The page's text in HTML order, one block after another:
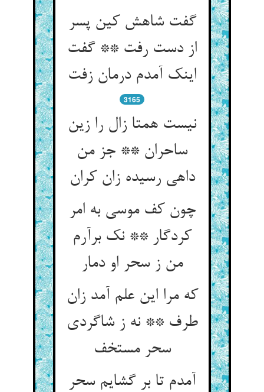
گفت شاهش کین پسر
از دست رفت ** گفت
اینک آمدم درمان زفت
3165
نیست همتا زال را زین
ساحران ** جز من
داهی رسیده زان کران
چون کف موسی به امر
کردگار ** نک برآرم
من ز سحر او دمار
که مرا این علم آمد زان
طرف ** نه ز شاگردی
سحر مستخف
آمدم تا بر گشایم سحر